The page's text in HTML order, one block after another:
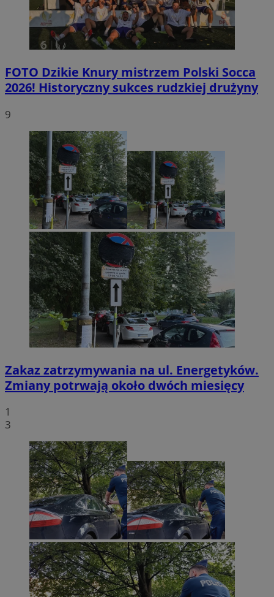
FOTO Dzikie Knury mistrzem Polski Socca
2026! Historyczny sukces rudzkiej drużyny
9
Zakaz zatrzymywania na ul. Energetyków.
Zmiany potrwają około dwóch miesięcy
1
3